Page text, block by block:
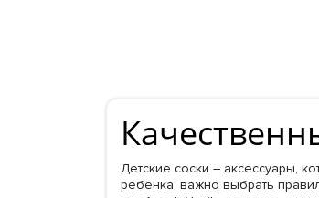
Детские соски – аксессуары,
ребенка, важно выбрать